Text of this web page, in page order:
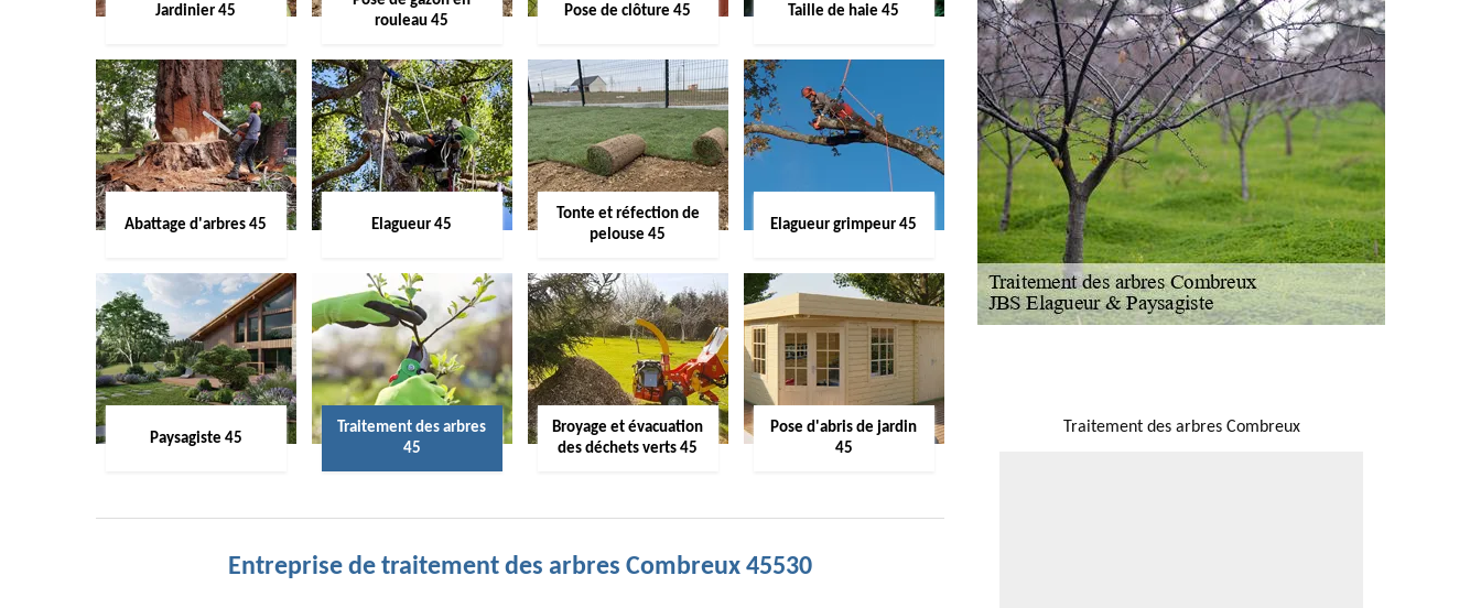
Jardinier 45
rouleau 45
Pose de clôture 45 Taille de haie 45
Abattage d'arbres 45 Elagueur 45
Tonte et réfection de
pelouse 45
Elagueur grimpeur 45
Paysagiste 45
Traitement des arbres
45
Broyage et évacuation
des déchets verts 45
Pose d'abris de jardin
45
Entreprise de traitement des arbres Combreux 45530
Traitement des arbres Combreux